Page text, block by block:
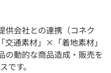
供会社との連携（コネク
通素材」×「着地素材」
の動的な商品造成・販売を
です。